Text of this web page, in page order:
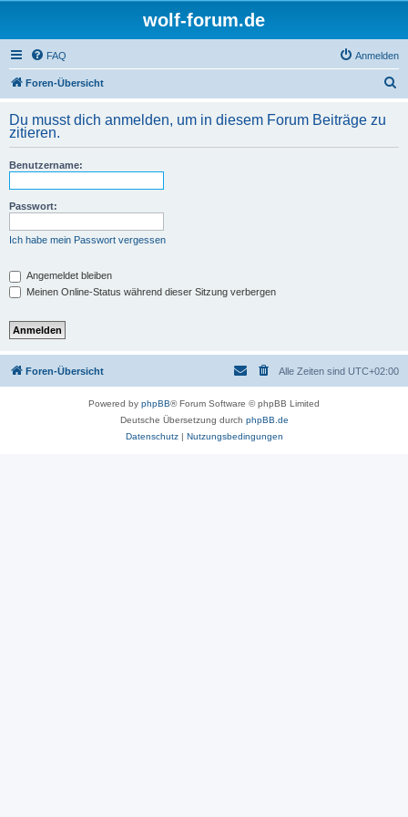
wolf-forum.de
FAQ Anmelden
Foren-Übersicht
h
Du musst dich anmelden, um in diesem Forum Beiträge zu
zitieren.
Benutzername:
Passwort:
Ich habe mein Passwort vergessen
Angemeldet bleiben
Meinen Online-Status während dieser Sitzung verbergen
Foren-Übersicht Alle Zeiten sind UTC+02:00
Powered by phpBB® Forum Software © phpBB Limited
Deutsche Übersetzung durch phpBB.de
Datenschutz| Nutzungsbedingungen